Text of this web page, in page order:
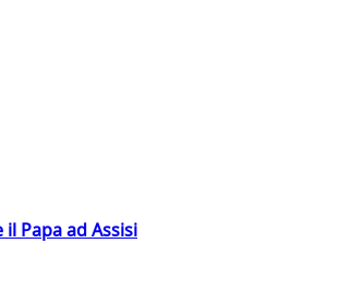
Papa ad Assisi